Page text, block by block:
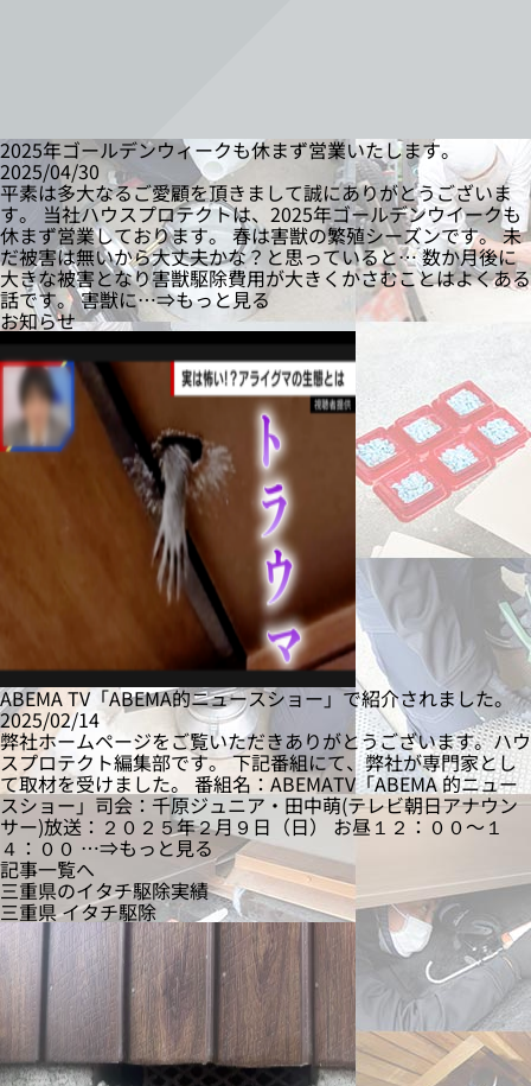
2025年ゴールデンウィークも休まず営業いたします。
2025/04/30
平素は多大なるご愛顧を頂きまして誠にありがとうございま
す。 当社ハウスプロテクトは、2025年ゴールデンウイークも
休まず営業しております。 春は害獣の繁殖シーズンです。 未
だ被害は無いから大丈夫かな？と思っていると… 数か月後に
大きな被害となり害獣駆除費用が大きくかさむことはよくある
話です。 害獣に…⇒もっと見る
お知らせ
ABEMA TV「ABEMA的ニュースショー」で紹介されました。
2025/02/14
弊社ホームページをご覧いただきありがとうございます。ハウ
スプロテクト編集部です。 下記番組にて、弊社が専門家とし
て取材を受けました。 番組名：ABEMATV「ABEMA 的ニュー
スショー」司会：千原ジュニア・田中萌(テレビ朝日アナウン
サー)放送：２０２５年２月９日（日） お昼１２：００〜１
４：００ …⇒もっと見る
記事一覧へ
三重県のイタチ駆除実績
三重県イタチ駆除